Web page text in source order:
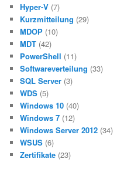
Hyper-V (7)
Kurzmitteilung (29)
MDOP (10)
MDT (42)
PowerShell (11)
Softwareverteilung (33)
SQL Server (3)
WDS (5)
Windows 10 (40)
Windows 7 (12)
Windows Server 2012 (34)
WSUS (6)
Zertifikate (23)